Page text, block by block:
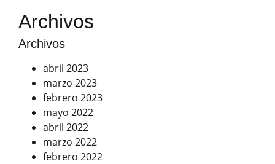
Archivos
Archivos
abril 2023
marzo 2023
febrero 2023
mayo 2022
abril 2022
marzo 2022
febrero 2022